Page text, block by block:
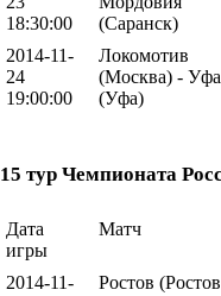
18:30:00
(Саранск)
2014-11-
24
19:00:00
Локомотив
(Москва) - Уфа
(Уфа)
15 тур Чемпионата
Дата
игры
Матч
2014-11-
Ростов